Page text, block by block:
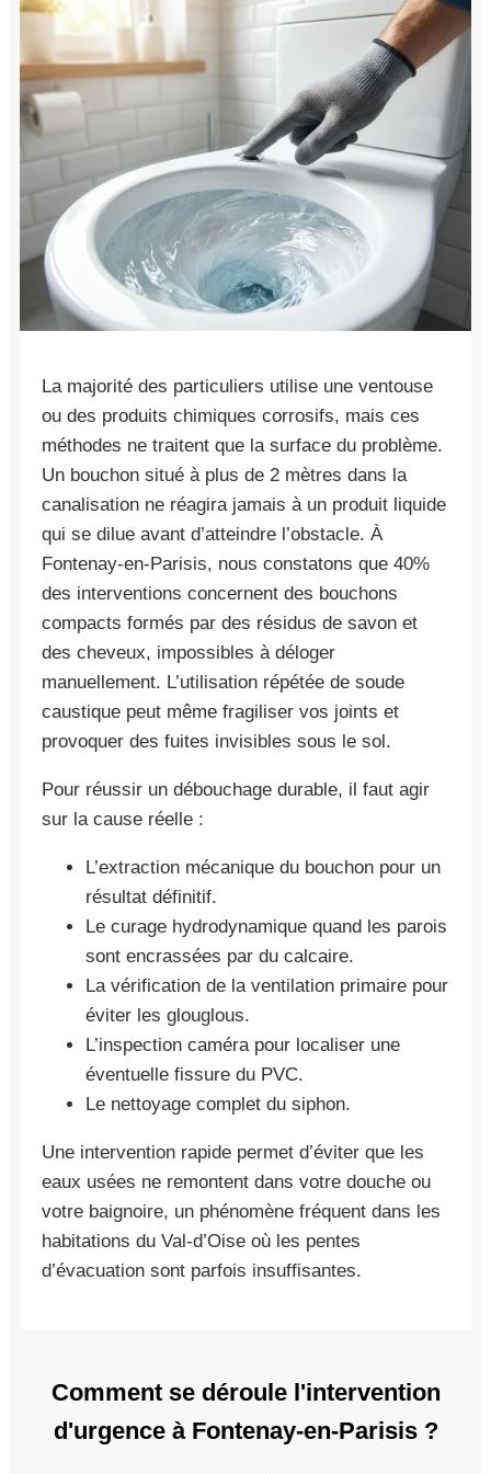
La majorité des particuliers utilise une ventouse
ou des produits chimiques corrosifs, mais ces
méthodes ne traitent que la surface du problème.
Un bouchon situé à plus de 2 mètres dans la
canalisation ne réagira jamais à un produit liquide
qui se dilue avant d’atteindre l’obstacle. À
Fontenay-en-Parisis, nous constatons que 40%
des interventions concernent des bouchons
compacts formés par des résidus de savon et
des cheveux, impossibles à déloger
manuellement. L’utilisation répétée de soude
caustique peut même fragiliser vos joints et
provoquer des fuites invisibles sous le sol.
Pour réussir un débouchage durable, il faut agir
sur la cause réelle :
L’extraction mécanique du bouchon pour un
résultat définitif.
Le curage hydrodynamique quand les parois
sont encrassées par du calcaire.
La vérification de la ventilation primaire pour
éviter les glouglous.
L’inspection caméra pour localiser une
éventuelle fissure du PVC.
Le nettoyage complet du siphon.
Une intervention rapide permet d’éviter que les
eaux usées ne remontent dans votre douche ou
votre baignoire, un phénomène fréquent dans les
habitations du Val-d’Oise où les pentes
d’évacuation sont parfois insuffisantes.
Comment se déroule l'intervention
d'urgence à Fontenay-en-Parisis ?